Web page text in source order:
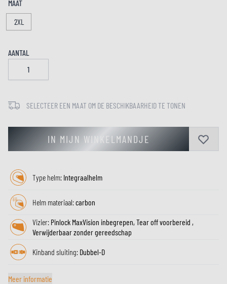
MAAT
2XL
AANTAL
SELECTEER EEN MAAT OM DE BESCHIKBAARHEID TE TONEN
IN MIJN WINKELMANDJE
Type helm: Integraalhelm
Helm materiaal:carbon
Vizier: Pinlock MaxVision inbegrepen, Tear off voorbereid ,
Verwijderbaar zonder gereedschap
Kinband sluiting: Dubbel-D
Meer informatie